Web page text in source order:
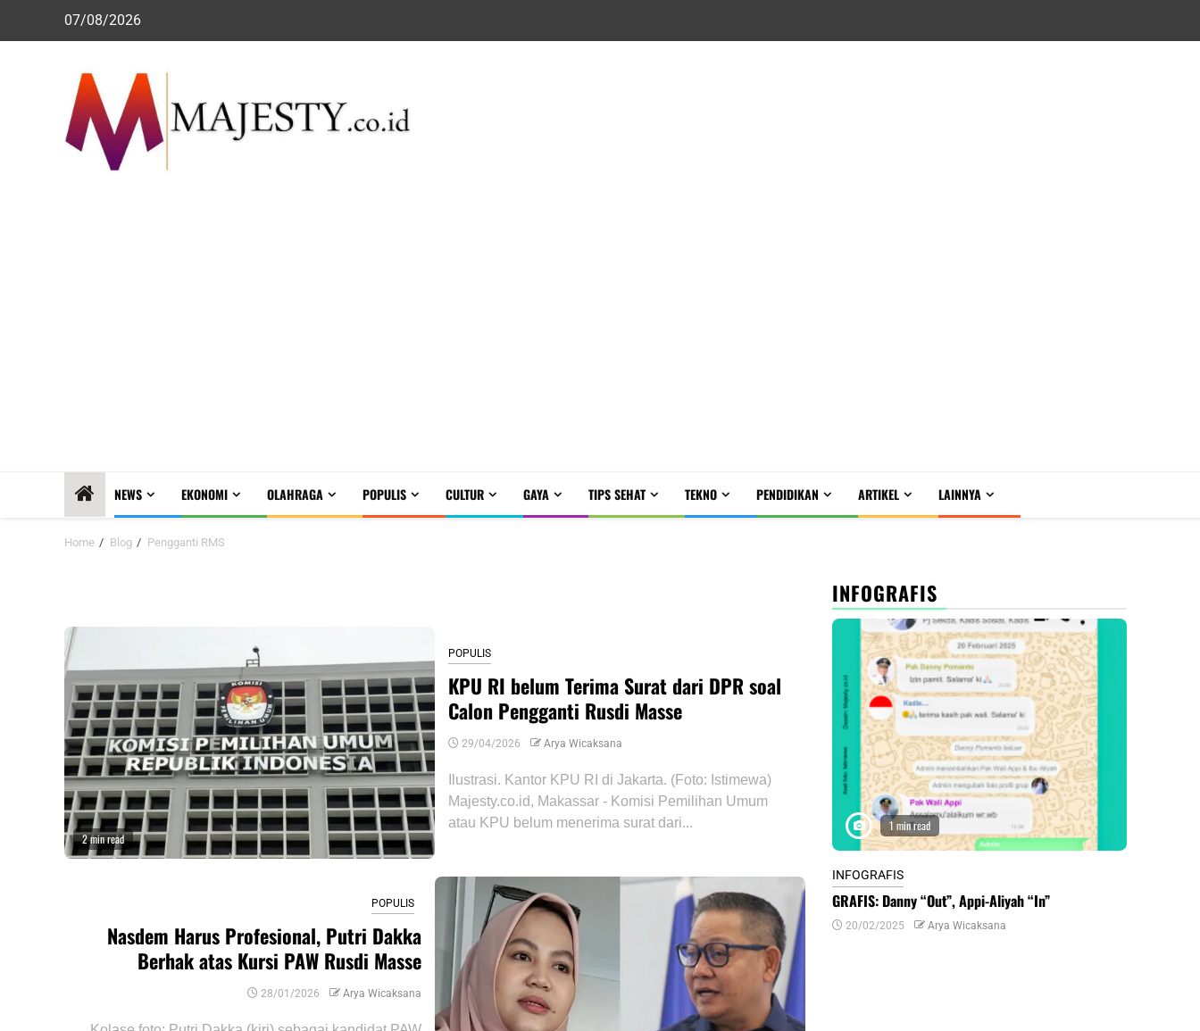
07/08/2026
NEWS EKONOMI OLAHRAGA POPULIS CULTUR GAYA TIPS SEHAT TEKNO PENDIDIKAN ARTIKEL LAINNYA
Home Blog Pengganti RMS
2 min read
POPULIS
KPU RI belum Terima Surat dari DPR soal
Calon Pengganti Rusdi Masse
29/04/2026 Arya Wicaksana
Ilustrasi. Kantor KPU RI di Jakarta. (Foto: Istimewa)
Majesty.co.id, Makassar - Komisi Pemilihan Umum
atau KPU belum menerima surat dari...
POPULIS
Nasdem Harus Profesional, Putri Dakka
Berhak atas Kursi PAW Rusdi Masse
28/01/2026 Arya Wicaksana
INFOGRAFIS
1 min read
INFOGRAFIS
GRAFIS: Danny “Out”, Appi-Aliyah “In”
20/02/2025 Arya Wicaksana